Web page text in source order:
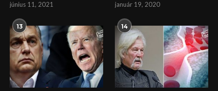
június 11, 2021
január 19, 2020
13 14